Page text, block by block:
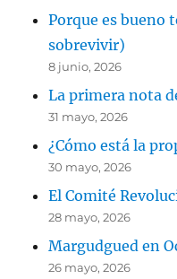
Porque es bueno
sobrevivir)
8 junio, 2026
La primera nota
31 mayo, 2026
¿Cómo está la
30 mayo, 2026
El Comité
28 mayo, 2026
Margudgued en
26 mayo, 2026